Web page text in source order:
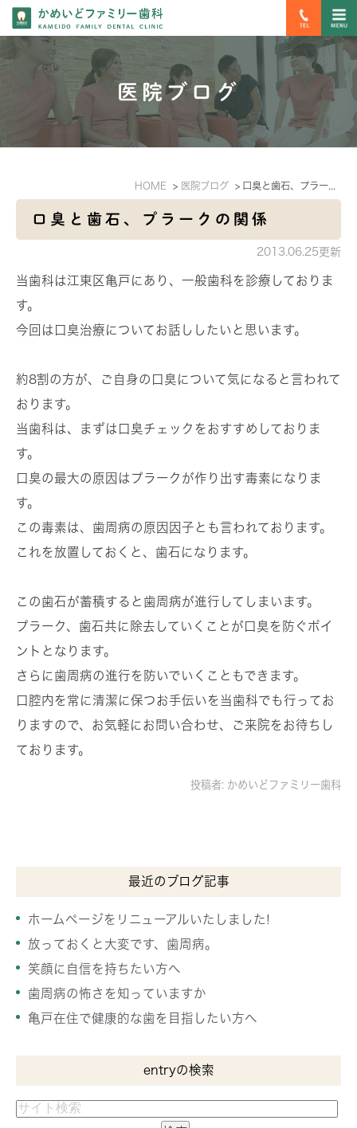
医院ブログ
HOME 医院ブログ
口臭と歯石、プラークの関係
2013.06.25更新
当歯科は江東区亀戸にあり、一般歯科を診療しておりま
す。
今回は口臭治療についてお話ししたいと思います。
約8割の方が、ご自身の口臭について気になると言われて
おります。
当歯科は、まずは口臭チェックをおすすめしておりま
す。
口臭の最大の原因はプラークが作り出す毒素になりま
す。
この毒素は、歯周病の原因因子とも言われております。
これを放置しておくと、歯石になります。
この歯石が蓄積すると歯周病が進行してしまいます。
プラーク、歯石共に除去していくことが口臭を防ぐポイ
ントとなります。
さらに歯周病の進行を防いでいくこともできます。
口腔内を常に清潔に保つお手伝いを当歯科でも行ってお
りますので、お気軽にお問い合わせ、ご来院をお待ちし
ております。
投稿者: かめいどファミリー歯科
最近のブログ記事
ホームページをリニューアルいたしました!
放っておくと大変です、歯周病。
笑顔に自信を持ちたい方へ
歯周病の怖さを知っていますか
亀戸在住で健康的な歯を目指したい方へ
entryの検索